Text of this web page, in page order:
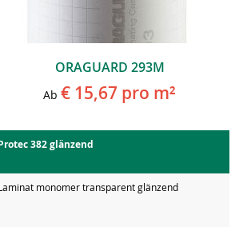
ORAGUARD 293M
Ab € 15,67 pro m²
382 glänzend
monomer transparent glänzend